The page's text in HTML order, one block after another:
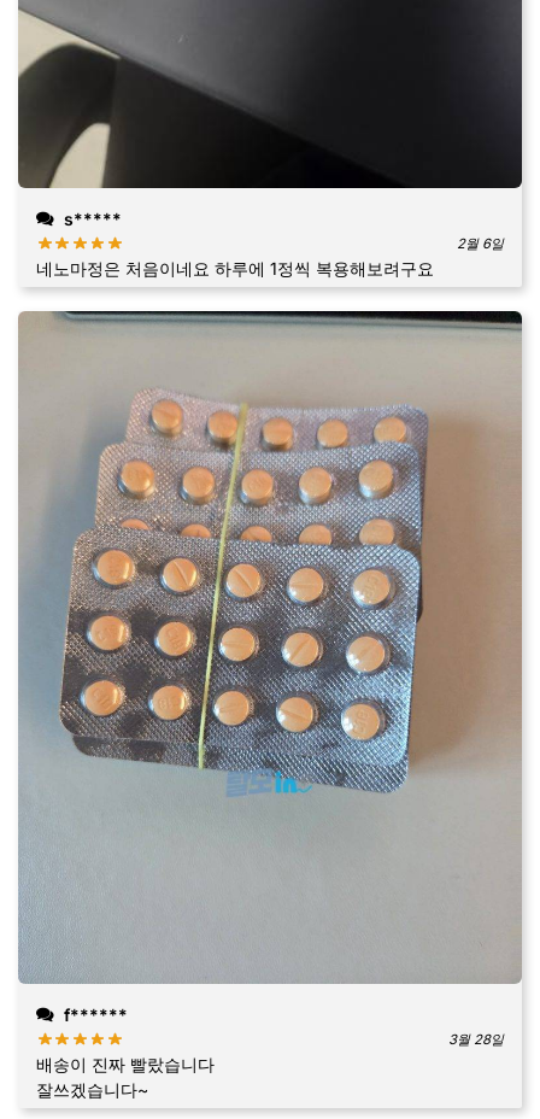
s*****
2월 6일
네노마정은 처음이네요 하루에 1정씩 복용해보려구요
f******
3월 28일
배송이 진짜 빨랐습니다
잘쓰겠습니다~